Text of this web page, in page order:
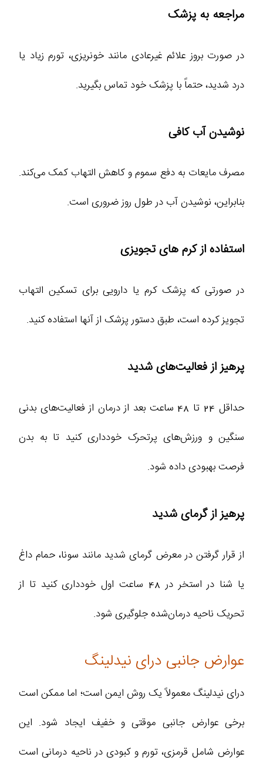
مراجعه به پزشک
در صورت بروز علائم غیرعادی مانند خونریزی، تورم زیاد یا
درد شدید، حتماً با پزشک خود تماس بگیرید.
نوشیدن آب کافی
مصرف مایعات به دفع سموم و کاهش التهاب کمک می‌کند.
بنابراین، نوشیدن آب در طول روز ضروری است.
استفاده از کرم‌ های تجویزی
در صورتی که پزشک کرم یا دارویی برای تسکین التهاب
تجویز کرده است، طبق دستور پزشک از آنها استفاده کنید.
پرهیز از فعالیت‌های شدید
حداقل 24 تا 48 ساعت بعد از درمان از فعالیت‌های بدنی
سنگین و ورزش‌های پرتحرک خودداری کنید تا به بدن
فرصت بهبودی داده شود.
پرهیز از گرمای شدید
از قرار گرفتن در معرض گرمای شدید مانند سونا، حمام داغ
یا شنا در استخر در 48 ساعت اول خودداری کنید تا از
تحریک ناحیه درمان‌شده جلوگیری شود.
عوارض جانبی درای نیدلینگ
درای نیدلینگ معمولاً یک روش ایمن است؛ اما ممکن است
برخی عوارض جانبی موقتی و خفیف ایجاد شود. این
عوارض شامل قرمزی، تورم و کبودی در ناحیه درمانی است